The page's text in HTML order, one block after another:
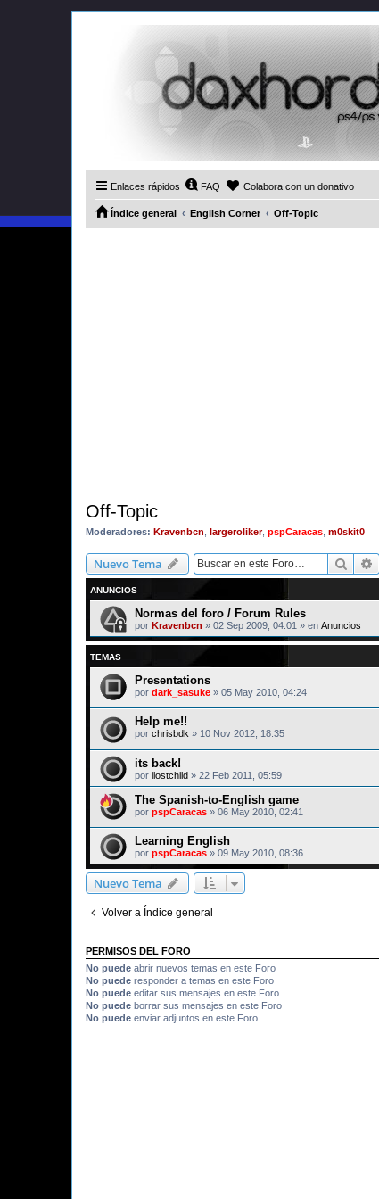
Enlaces rápidos FAQ Colabora con un donativo
Índice general English Corner Off-Topic
Off-Topic
Moderadores: Kravenbcn largeroliker, pspCaracas m0skit0
Nuevo Tema Buscar
ANUNCIOS
Normas del foro / Forum Rules
por Kravenbcn » 02 Sep 2009, 04:01 » en Anuncios
TEMAS
Presentations
por dark_sasuke » 05 May 2010, 04:24
Help me!!
por chrisbdk » 10 Nov 2012, 18:35
its back!
por ilostchild » 22 Feb 2011, 05:59
The Spanish-to-English game
por pspCaracas » 06 May 2010, 02:41
Learning English
por pspCaracas » 09 May 2010, 08:36
Nuevo Tema
Volver a Índice general
PERMISOS DEL FORO
No puede abrir nuevos temas en este Foro
No puede responder a temas en este Foro
No puede editar sus mensajes en este Foro
No puede borrar sus mensajes en este Foro
No puede enviar adjuntos en este Foro